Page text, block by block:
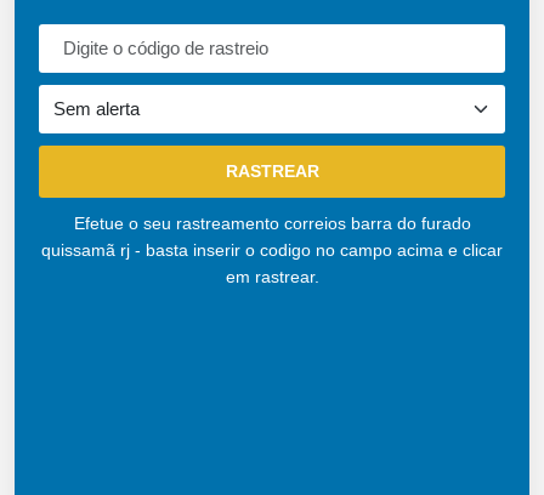
Efetue o seu rastreamento correios barra do furado
quissamã rj - basta inserir o codigo no campo acima e clicar
em rastrear.